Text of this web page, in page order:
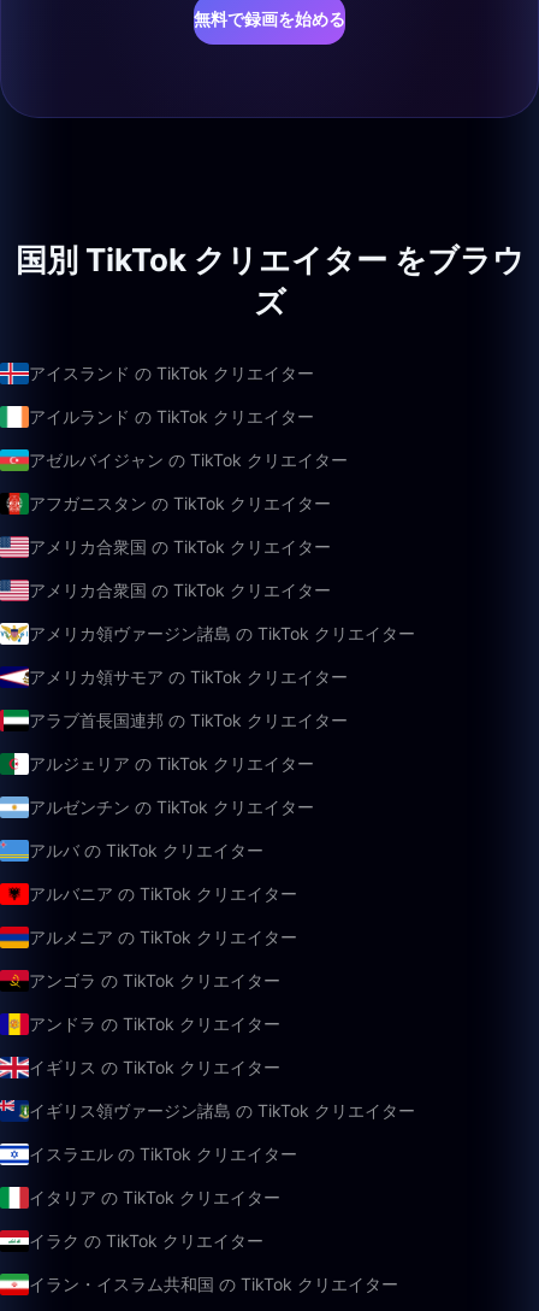
無料で録画を始める
国別 TikTok クリエイター をブラウ
ズ
アイスランド の TikTok クリエイター
アイルランド の TikTok クリエイター
アゼルバイジャン の TikTok クリエイター
アフガニスタン の TikTok クリエイター
アメリカ合衆国 の TikTok クリエイター
アメリカ合衆国 の TikTok クリエイター
アメリカ領ヴァージン諸島 の TikTok クリエイター
アメリカ領サモア の TikTok クリエイター
アラブ首長国連邦 の TikTok クリエイター
アルジェリア の TikTok クリエイター
アルゼンチン の TikTok クリエイター
アルバ の TikTok クリエイター
アルバニア の TikTok クリエイター
アルメニア の TikTok クリエイター
アンゴラ の TikTok クリエイター
アンドラ の TikTok クリエイター
イギリス の TikTok クリエイター
イギリス領ヴァージン諸島 の TikTok クリエイター
イスラエル の TikTok クリエイター
イタリア の TikTok クリエイター
イラク の TikTok クリエイター
イラン・イスラム共和国 の TikTok クリエイター